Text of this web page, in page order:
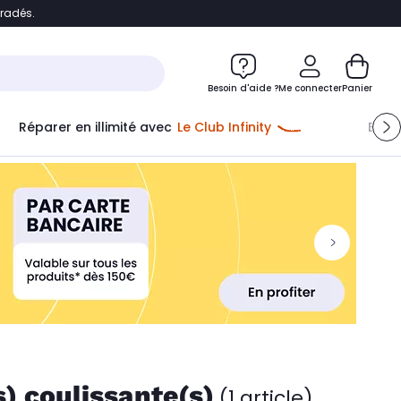
Besoin d'aide ?Me connecterPanier
Réparer en illimité avec Le Club Infinity